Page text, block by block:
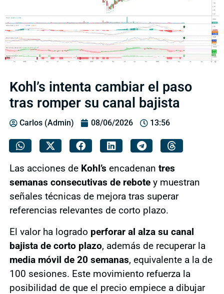
Kohl’s intenta cambiar el paso
tras romper su canal bajista
Carlos (Admin) 08/06/2026 13:56
Las acciones de Kohl’s encadenan tres
semanas consecutivas de rebotey muestran
señales técnicas de mejora tras superar
referencias relevantes de corto plazo.
El valor ha logrado perforar al alza su canal
bajista de corto plazo, además de recuperar la
media móvil de 20 semanas, equivalente a la de
100 sesiones. Este movimiento refuerza la
posibilidad de que el precio empiece a dibujar